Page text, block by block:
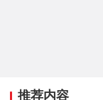
推荐内容